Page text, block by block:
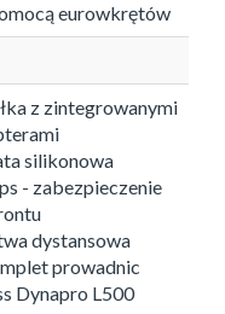
eurowkrętów
z zintegrowanymi
silikonowa
- zabezpieczenie
dystansowa
prowadnic
Dynapro L500